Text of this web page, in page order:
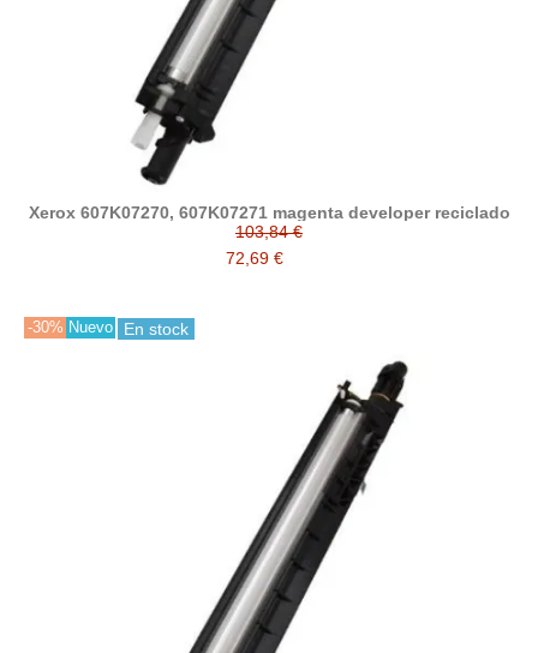
Xerox 607K07270, 607K07271 magenta developer reciclado
103,84 €
72,69 €
-30% Nuevo En stock